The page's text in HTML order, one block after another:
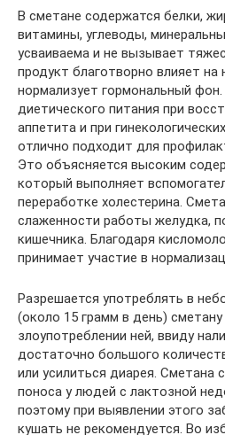
В сметане содержатся белки,
витамины, углеводы,
усваиваема и не вызывает
продукт благотворно влияет на
нормализует гормональный
диетического питания при
аппетита и при
отлично подходит для
Это объясняется высоким
который выполняет
переработке холестерина.
слаженности работы желудка,
кишечника. Благодаря
принимает участие в
Разрешается употреблять в
(около 15 грамм в день)
злоупотреблении ней, ввиду
достаточно большого
или усилиться диарея. Сметана
поноса у людей с лактозной
поэтому при выявлении этого
кушать не рекомендуется. Во